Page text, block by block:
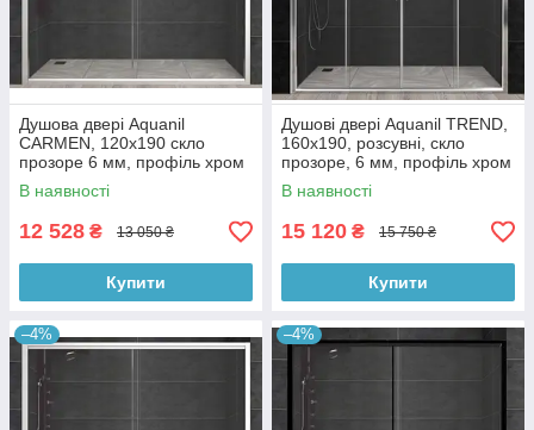
Душова двері Aquanil
CARMEN, 120х190 скло
прозоре 6 мм, профіль хром
В наявності
12 528 ₴ 13 050 ₴
Купити
Душові двері Aquanil TREND,
160х190, розсувні, скло
прозоре, 6 мм, профіль хром
В наявності
15 120 ₴ 15 750 ₴
Купити
–4% –4%